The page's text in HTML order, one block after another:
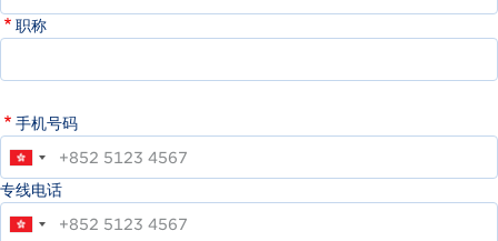
职称
手机号码
专线电话